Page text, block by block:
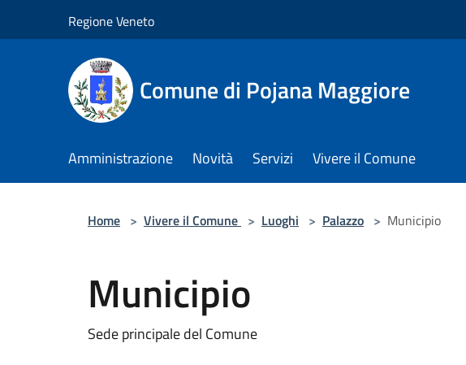
Regione Veneto
Comune di Pojana Maggiore
Amministrazione Novità Servizi Vivere il Comune
Home > Vivere il Comune > Luoghi > Palazzo > Municipio
Municipio
Sede principale del Comune